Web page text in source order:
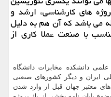
های كارشناسی، ارشد و
می باشد كه آن هم به دلیل
با صنعت عملا كاری از
دانشكده مخابرات دانشگاه
ایران و دیگر كشورهای صنعتی
های معتبر جهان قبل از وارد شدن